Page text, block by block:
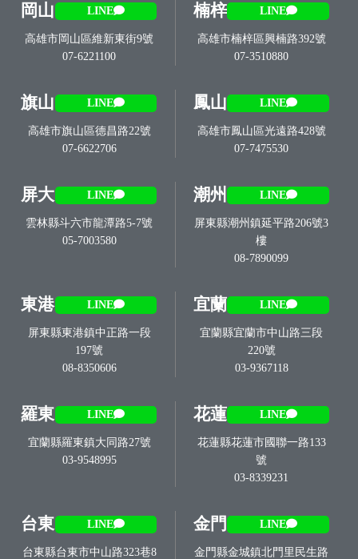
岡山 LINE
高雄市岡山區維新東街9號
07-6221100
楠梓 LINE
高雄市楠梓區興楠路392號
07-3510880
旗山 LINE
高雄市旗山區德昌路22號
07-6622706
鳳山 LINE
高雄市鳳山區光遠路428號
07-7475530
屏大 LINE
雲林縣斗六市龍潭路5-7號
05-7003580
潮州 LINE
屏東縣潮州鎮延平路206號3
樓
08-7890099
東港 LINE
屏東縣東港鎮中正路一段
197號
08-8350606
宜蘭 LINE
宜蘭縣宜蘭市中山路三段
220號
03-9367118
羅東 LINE
宜蘭縣羅東鎮大同路27號
03-9548995
花蓮 LINE
花蓮縣花蓮市國聯一路133
號
03-8339231
台東 LINE
台東縣台東市中山路323巷8
金門 LINE
金門縣金城鎮北門里民生路